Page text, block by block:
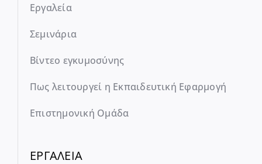
Εργαλεία
Σεμινάρια
Βίντεο εγκυμοσύνης
Πως λειτουργεί η Εκπαιδευτική Εφαρμογή
Επιστημονική Ομάδα
ΕΡΓΑΛΕΙΑ